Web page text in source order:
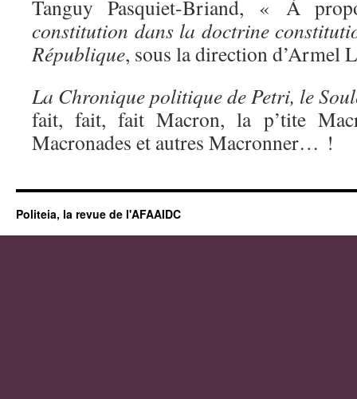
Tanguy Pasquiet-Briand, « À
constitution dans la doctrine
République, sous la direction d’Armel
La Chronique politique de Petri, le
fait, fait, fait Macron, la p’tite
Macronades et autres Macronner… !
Politeia, la revue de l'AFAAIDC